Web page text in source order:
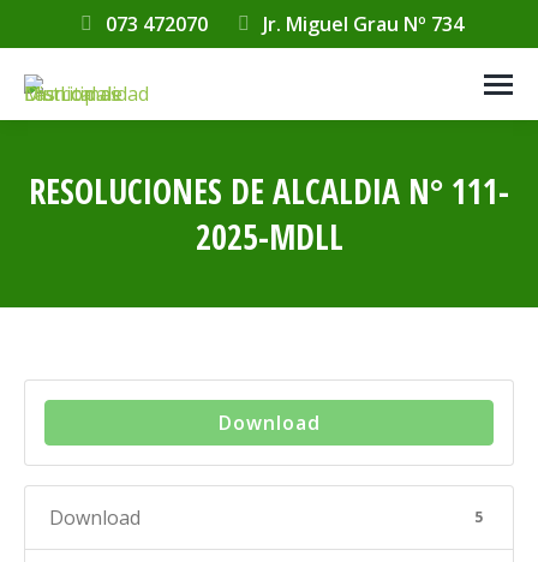
073 472070 Jr. Miguel Grau Nº 734
RESOLUCIONES DE ALCALDIA N° 111-
2025-MDLL
Download
Download 5